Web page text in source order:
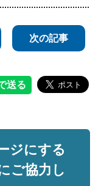
次の記事
ジにする
ご協力し